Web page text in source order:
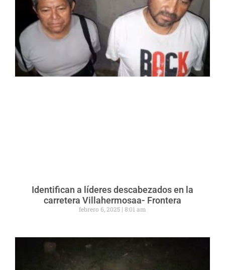
Identifican a líderes descabezados en la
carretera Villahermosaa- Frontera
febrero 6, 2025 8:01 am